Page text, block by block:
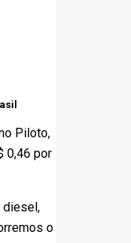
Piloto,
0,46 por
diesel,
o